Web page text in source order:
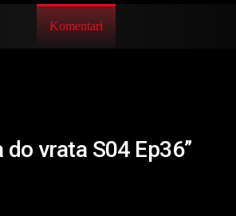
Komentari
vrata S04 Ep36”